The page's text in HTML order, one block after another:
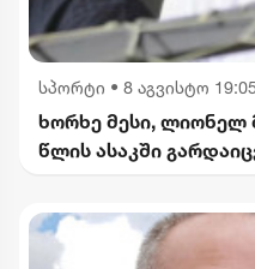
სპორტი • 8 აგვისტო
ხორხე მესი, ლიონელ
წლის ასაკში